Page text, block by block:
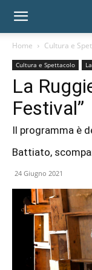
Home Cultura e
Cultura e Spettacolo
La
Festival”
Il programma è
Battiato,
24 Giugno 2021